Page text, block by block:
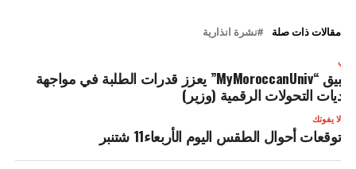
مقالات ذات صلة نشرة انذارية
تطبيق “MyMoroccanUniv” يعزز قدرات الطلبة في مواجهة
التحولات الرقمية (وزير)
لا يفوتك
توقعات أحوال الطقس اليوم الأربعاء11 شتنبر